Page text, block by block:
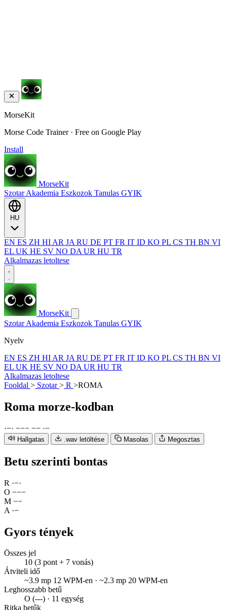
MorseKit
Morse Code Trainer · Free on Google Play
Install
MorseKit
SzotarAkademia Eszkozok Tanulas GYIK
EN ES ZH HI AR JA RU DE PT FR IT ID KO PL CS TH BN VI
EL UK HE SV NO DA UR HU TR
Alkalmazas letoltese
MorseKit
SzotarAkademia Eszkozok Tanulas GYIK
Nyelv
EN ES ZH HI AR JA RU DE PT FR IT ID KO PL CS TH BN VI
EL UK HE SV NO DA UR HU TR
Alkalmazas letoltese
Fooldal > Szotar> R >ROMA
Roma morze-kodban
·−· −−− −− ·−
Hallgatas .wav letöltése Masolas Megosztas
Betu szerinti bontas
R ·−·
O −−−
M −−
A ·−
Gyors tények
Összes jel
10 (3 pont + 7 vonás)
Átviteli idő
~3.9 mp 12 WPM-en · ~2.3 mp 20 WPM-en
Leghosszabb betű
O (---) · 11 egység
Ritka betűk